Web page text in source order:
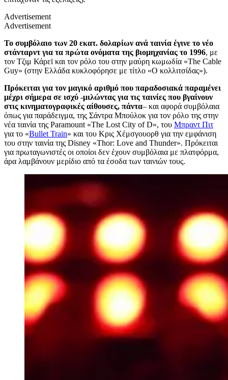
Advertisement
Advertisement
Το συμβόλαιο των 20 εκατ. δολαρίων ανά ταινία έγινε το νέο
στάνταρντ για τα πρώτα ονόματα της βιομηχανίας το 1996, με
τον Τζιμ Κάρεϊ και τον ρόλο του στην μαύρη κωμωδία «The Cable
Guy» (στην Ελλάδα κυκλοφόρησε με τίτλο «Ο κολλιτσίδας»).
Πρόκειται για τον μαγικό αριθμό που παραδοσιακά παραμένει
μέχρι σήμερα σε ισχύ -μιλώντας για τις ταινίες που βγαίνουν
στις κινηματογραφικές αίθουσες, πάντα– και αφορά συμβόλαια
όπως για παράδειγμα, της Σάντρα Μπούλοκ για τον ρόλο της στην
νέα ταινία της Paramount «The Lost City of D», του Μπραντ Πιτ
για το «Bullet Train» και του Κρις Χέμσγουορθ για την εμφάνιση
του στην ταινία της Disney «Thor: Love and Thunder». Πρόκειται
για πρωταγωνιστές οι οποίοι δεν έχουν συμβόλαια με πλατφόρμα,
άρα λαμβάνουν μερίδιο από τα έσοδα των ταινιών τους.